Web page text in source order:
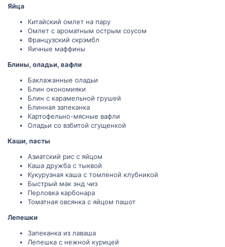
Яйца
Китайский омлет на пару
Омлет с ароматным острым соусом
Французский скрэмбл
Яичные маффины
Блины, оладьи, вафли
Баклажанные оладьи
Блин окономияки
Блин с карамельной грушей
Блинная запеканка
Картофельно-мясные вафли
Оладьи со взбитой сгущенкой
Каши, пасты
Азиатский рис с яйцом
Каша дружба с тыквой
Кукурузная каша с томленой клубникой
Быстрый мак энд чиз
Перловка карбонара
Томатная овсянка с яйцом пашот
Лепешки
Запеканка из лаваша
Лепешка с нежной курицей